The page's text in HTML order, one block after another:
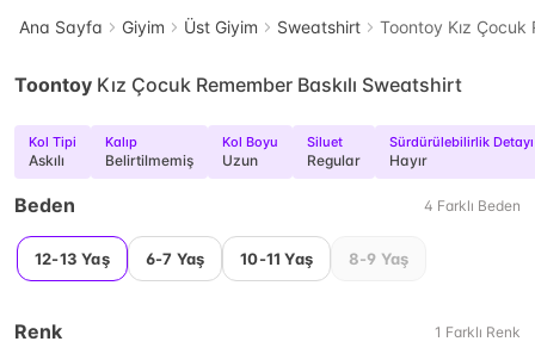
Ana Sayfa Giyim Üst Giyim Sweatshirt Toontoy Kız Çocuk
Toontoy Kız Çocuk Remember Baskılı Sweatshirt
Kol Tipi
Askılı
Kalıp
Belirtilmemiş
Kol Boyu
Uzun
Siluet
Regular
Sürdürülebilirlik Detayı
Hayır
Beden 4 Farklı Beden
12-13 Yaş 6-7 Yaş 10-11 Yaş 8-9 Yaş
Renk 1 Farklı Renk